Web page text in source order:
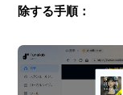
除する手順：